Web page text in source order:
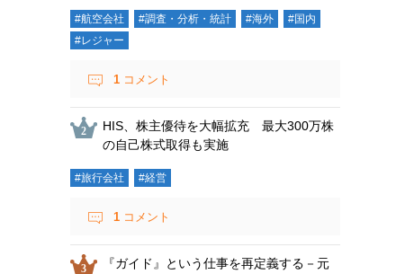
#航空会社 #調査・分析・統計 #海外
#国内
#レジャー
1 コメント
HIS、株主優待を大幅拡充 最大300万株
の自己株式取得も実施
#旅行会社 #経営
1 コメント
『ガイド』という仕事を再定義する－元